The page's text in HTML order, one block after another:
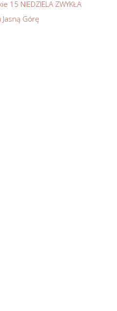
15 NIEDZIELA ZWYKŁA
Górę